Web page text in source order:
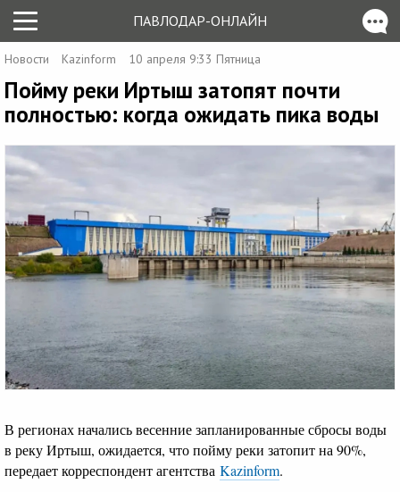
ПАВЛОДАР-ОНЛАЙН
Новости Kazinform 10 апреля 9:33 Пятница
Пойму реки Иртыш затопят почти
полностью: когда ожидать пика воды
В регионах начались весенние запланированные сбросы воды
в реку Иртыш, ожидается, что пойму реки затопит на 90%,
передает корреспондент агентства Kazinform.